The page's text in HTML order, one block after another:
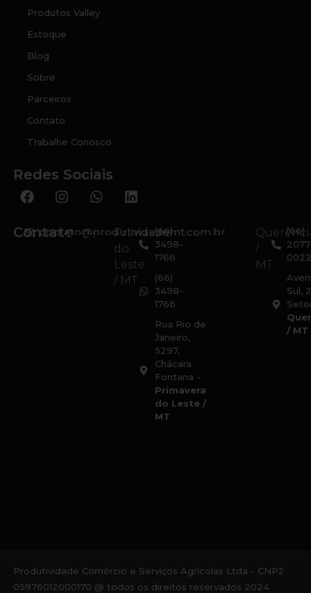
Produtos Valley
Estoque
Blog
Sobre
Parceiros
Contato
Trabalhe Conosco
Redes Sociais
Contato
contato@produtividademt.com.br
Primavera
do
Leste
/ MT
(66)
3498-
1766
(66)
3498-
1766
Rua Rio de
Janeiro,
5297,
Chácara
Fontana -
Primavera
do Leste /
MT
/
MT
(66)
Sul,
/ MT
Produtividade Comércio e Serviços Agrícolas Ltda - CNPJ:
05976012000170 @ todos os direitos reservados 2024